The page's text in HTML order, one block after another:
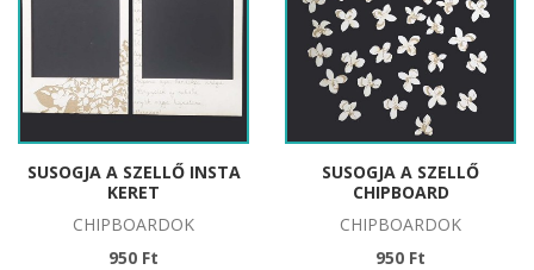
SUSOGJA A SZELLŐ INSTA
KERET
CHIPBOARDOK
950 Ft
SUSOGJA A SZELLŐ
CHIPBOARD
CHIPBOARDOK
950 Ft